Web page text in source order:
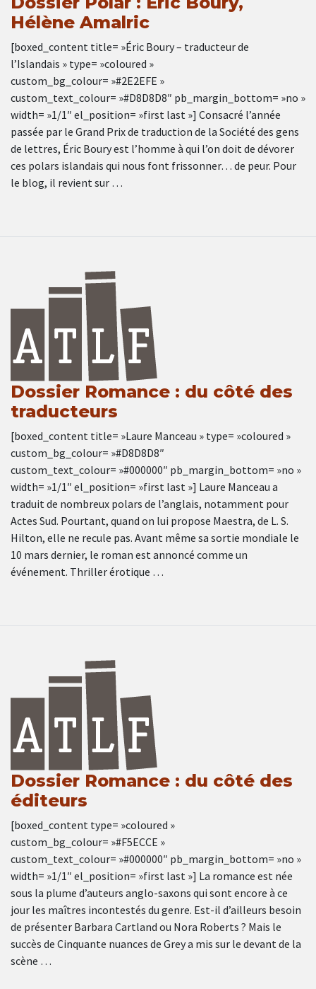
Hélène Amalric
[boxed_content title= »Éric Boury – traducteur de
l’Islandais » type= »coloured »
custom_bg_colour= »#2E2EFE »
custom_text_colour= »#D8D8D8″ pb_margin_bottom= »no »
width= »1/1″ el_position= »first last »] Consacré l’année
passée par le Grand Prix de traduction de la Société des gens
de lettres, Éric Boury est l’homme à qui l’on doit de dévorer
ces polars islandais qui nous font frissonner… de peur. Pour
le blog, il revient sur …
Dossier Romance : du côté des
traducteurs
[boxed_content title= »Laure Manceau » type= »coloured »
custom_bg_colour= »#D8D8D8″
custom_text_colour= »#000000″ pb_margin_bottom= »no »
width= »1/1″ el_position= »first last »] Laure Manceau a
traduit de nombreux polars de l’anglais, notamment pour
Actes Sud. Pourtant, quand on lui propose Maestra, de L. S.
Hilton, elle ne recule pas. Avant même sa sortie mondiale le
10 mars dernier, le roman est annoncé comme un
événement. Thriller érotique …
Dossier Romance : du côté des
éditeurs
[boxed_content type= »coloured »
custom_bg_colour= »#F5ECCE »
custom_text_colour= »#000000″ pb_margin_bottom= »no »
width= »1/1″ el_position= »first last »] La romance est née
sous la plume d’auteurs anglo-saxons qui sont encore à ce
jour les maîtres incontestés du genre. Est-il d’ailleurs besoin
de présenter Barbara Cartland ou Nora Roberts ? Mais le
succès de Cinquante nuances de Grey a mis sur le devant de la
scène …